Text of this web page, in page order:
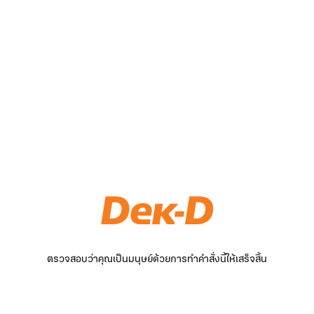
ตรวจสอบว่าคุณเป็นมนุษย์ด้วยการทำคำสั่งนี้ให้เสร็จสิ้น